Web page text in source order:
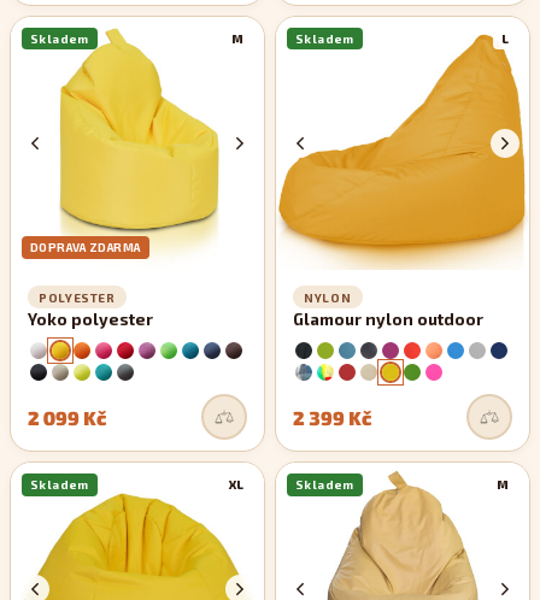
M
DOPRAVA ZDARMA
Skladem
POLYESTER
Yoko polyester
2 099 Kč
L
Skladem
NYLON
Glamour nylon outdoor
2 399 Kč
XL
Skladem M
Skladem